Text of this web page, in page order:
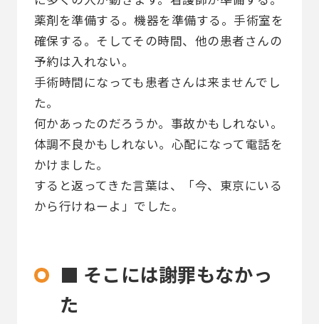
薬剤を準備する。機器を準備する。手術室を
確保する。そしてその時間、他の患者さんの
予約は入れない。
手術時間になっても患者さんは来ませんでし
た。
何かあったのだろうか。事故かもしれない。
体調不良かもしれない。心配になって電話を
かけました。
すると返ってきた言葉は、「今、東京にいる
から行けねーよ」でした。
■ そこには謝罪もなかっ
た